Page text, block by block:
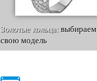
Золотые кольца:выбираем
свою модель